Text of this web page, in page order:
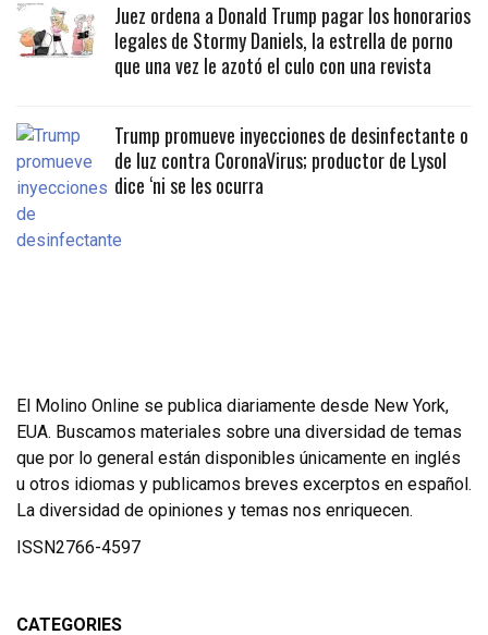
Juez ordena a Donald Trump pagar los honorarios
legales de Stormy Daniels, la estrella de porno
que una vez le azotó el culo con una revista
Trump promueve inyecciones de desinfectante o
de luz contra CoronaVirus; productor de Lysol
dice ‘ni se les ocurra
El Molino Online se publica diariamente desde New York,
EUA. Buscamos materiales sobre una diversidad de temas
que por lo general están disponibles únicamente en inglés
u otros idiomas y publicamos breves excerptos en español.
La diversidad de opiniones y temas nos enriquecen.
ISSN2766-4597
CATEGORIES